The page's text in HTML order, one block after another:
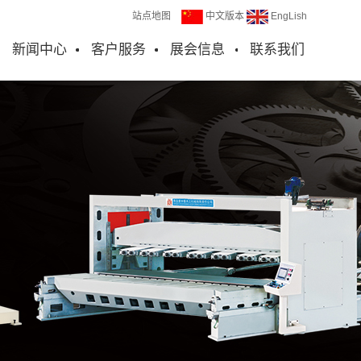
新闻中心 客户服务 展会信息 联系我们
站点地图 中文版本 EngLish